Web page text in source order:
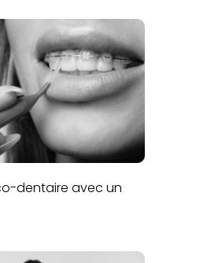
dentaire avec un